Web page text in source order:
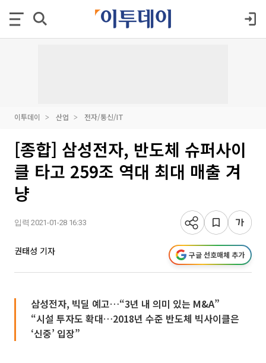
이투데이 산업 전자/통신/IT
[종합] 삼성전자, 반도체 슈퍼사이
클 타고 259조 역대 최대 매출 겨
냥
입력 2021-01-28 16:33
권태성 기자 구글 선호매체 추가
삼성전자, 빅딜 예고…“3년 내 의미 있는 M&A”
“시설 투자도 확대…2018년 수준 반도체 빅사이클은
‘신중’ 입장”